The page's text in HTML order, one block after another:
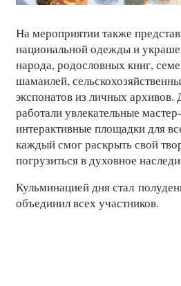
На мероприятии также
национальной одежды и
народа, родословных книг,
шамаилей,
экспонатов из личных архивов.
работали увлекательные
интерактивные площадки для
каждый смог раскрыть свой
погрузиться в духовное
Кульминацией дня стал
объединил всех участников.